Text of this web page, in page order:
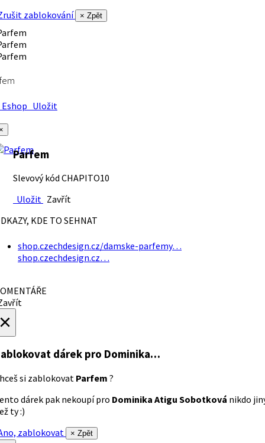
zablokování
× Zpět
Uložit
Parfem
Slevový kód CHAPITO10
Uložit Zavřít
KDE TO SEHNAT
shop.czechdesign.cz/damske-parfemy…
shop.czechdesign.cz…
dárek pro Dominika…
si zablokovat Parfem ?
dárek pak nekoupí pro Dominika Atigu Sobotková nikdo
ty :)
zablokovat
× Zpět